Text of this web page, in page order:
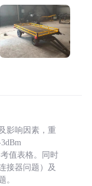
影响因素，重
值表格。同时
接器问题）及
。